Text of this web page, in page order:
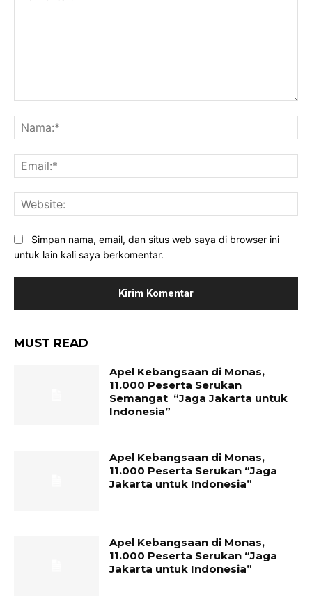
Simpan nama, email, dan situs web saya di browser ini
untuk lain kali saya berkomentar.
MUST READ
Apel Kebangsaan di Monas,
11.000 Peserta Serukan
Semangat “Jaga Jakarta untuk
Indonesia”
Apel Kebangsaan di Monas,
11.000 Peserta Serukan “Jaga
Jakarta untuk Indonesia”
Apel Kebangsaan di Monas,
11.000 Peserta Serukan “Jaga
Jakarta untuk Indonesia”